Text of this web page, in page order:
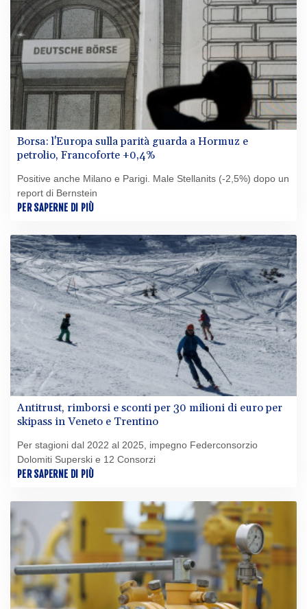
Borsa: l'Europa sulla parità guarda a Hormuz e
petrolio, Francoforte +0,4%
Positive anche Milano e Parigi. Male Stellanits (-2,5%) dopo un
report di Bernstein
PER SAPERNE DI PIÙ
Antitrust, rimborsi e sconti per 30 milioni di euro per
skipass in Veneto e Trentino
Per stagioni dal 2022 al 2025, impegno Federconsorzio
Dolomiti Superski e 12 Consorzi
PER SAPERNE DI PIÙ